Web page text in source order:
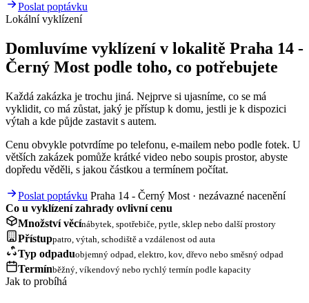
Poslat poptávku
Lokální vyklízení
Domluvíme vyklízení v lokalitě Praha 14 -
Černý Most podle toho, co potřebujete
Každá zakázka je trochu jiná. Nejprve si ujasníme, co se má
vyklidit, co má zůstat, jaký je přístup k domu, jestli je k dispozici
výtah a kde půjde zastavit s autem.
Cenu obvykle potvrdíme po telefonu, e-mailem nebo podle fotek. U
větších zakázek pomůže krátké video nebo soupis prostor, abyste
dopředu věděli, s jakou částkou a termínem počítat.
Poslat poptávku Praha 14 - Černý Most · nezávazné nacenění
Co u vyklízení zahrady ovlivní cenu
Množství věcínábytek, spotřebiče, pytle, sklep nebo další prostory
Přístuppatro, výtah, schodiště a vzdálenost od auta
Typ odpaduobjemný odpad, elektro, kov, dřevo nebo směsný odpad
Termínběžný, víkendový nebo rychlý termín podle kapacity
Jak to probíhá